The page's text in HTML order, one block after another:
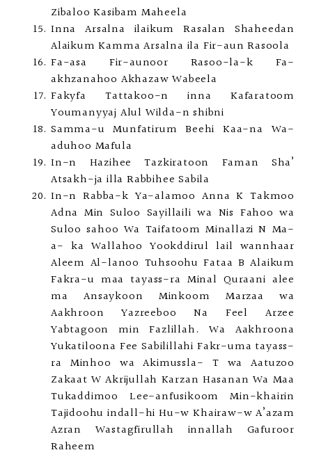
Zibaloo Kasibam Maheela
Inna Arsalna ilaikum Rasalan Shaheedan
Alaikum Kamma Arsalna ila Fir-aun Rasoola
Fa-asa Fir-aunoor Rasoo-la-k Fa-
akhzanahoo Akhazaw Wabeela
Fakyfa Tattakoo-n inna Kafaratoom
Youmanyyaj Alul Wilda-n shibni
Samma-u Munfatirum Beehi Kaa-na Wa-
aduhoo Mafula
In-n Hazihee Tazkiratoon Faman Sha’
Atsakh-ja illa Rabbihee Sabila
In-n Rabba-k Ya-alamoo Anna K Takmoo
Adna Min Suloo Sayillaili wa Nis Fahoo wa
Suloo sahoo Wa Taifatoom Minallazi N Ma-
a- ka Wallahoo Yookddirul lail wannhaar
Aleem Al-lanoo Tuhsoohu Fataa B Alaikum
Fakra-u maa tayass-ra Minal Quraani alee
ma Ansaykoon Minkoom Marzaa wa
Aakhroon Yazreeboo Na Feel Arzee
Yabtagoon min Fazlillah. Wa Aakhroona
Yukatiloona Fee Sabilillahi Fakr-uma tayass-
ra Minhoo wa Akimussla- T wa Aatuzoo
Zakaat W Akrijullah Karzan Hasanan Wa Maa
Tukaddimoo Lee-anfusikoom Min-khairin
Tajidoohu indall-hi Hu-w Khairaw-w A’azam
Azran Wastagfirullah innallah Gafuroor
Raheem